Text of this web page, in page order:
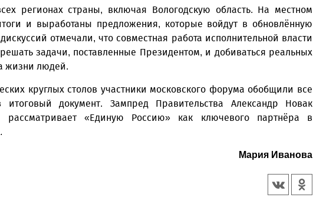
регионах страны, включая Вологодскую область. На местном
и выработаны предложения, которые войдут в обновлённую
отмечали, что совместная работа исполнительной власти
задачи, поставленные Президентом, и добиваться реальных
жизни людей.
круглых столов участники московского форума обобщили все
документ. Зампред Правительства Александр Новак
рассматривает «Единую Россию» как ключевого партнёра в
Мария Иванова